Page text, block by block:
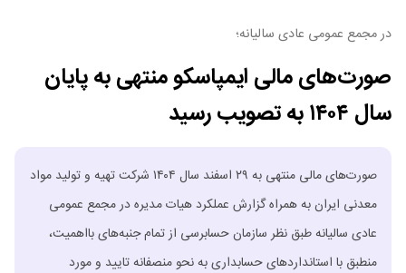
در مجمع عمومی عادی سالیانه؛
صورت‌های مالی ایمپاسکو منتهی به پایان
سال ۱۴۰۴ به تصویب رسید
صورت‌های مالی منتهی به ۲۹ اسفند سال ۱۴۰۴ شرکت تهیه و تولید مواد
معدنی ایران به همراه گزارش عملکرد هیات مدیره در مجمع عمومی
عادی سالیانه طبق نظر سازمان حسابرسی از تمام جنبه‌های بااهمیت،
منطبق با استانداردهای حسابداری به نحو منصفانه تایید و مورد